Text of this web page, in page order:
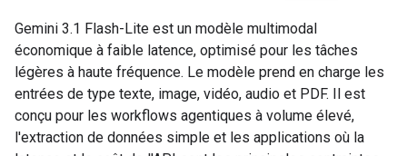
Gemini 3.1 Flash-Lite est un modèle multimodal
économique à faible latence, optimisé pour les tâches
légères à haute fréquence. Le modèle prend en charge les
entrées de type texte, image, vidéo, audio et PDF. Il est
conçu pour les workflows agentiques à volume élevé,
l'extraction de données simple et les applications où la